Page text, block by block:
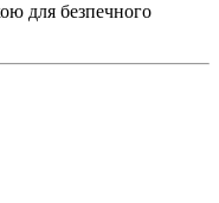
для безпечного